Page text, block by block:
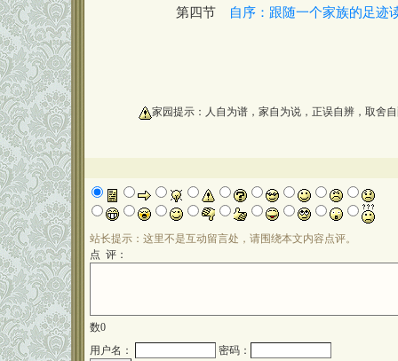
第四节
自序：跟随一个家族的足迹
家园提示：人自为谱，家自为说，正误自辨，取舍
站长提示：这里不是互动留言处，请围绕本文内容点评。
点 评：
数0
用户名：
密码：